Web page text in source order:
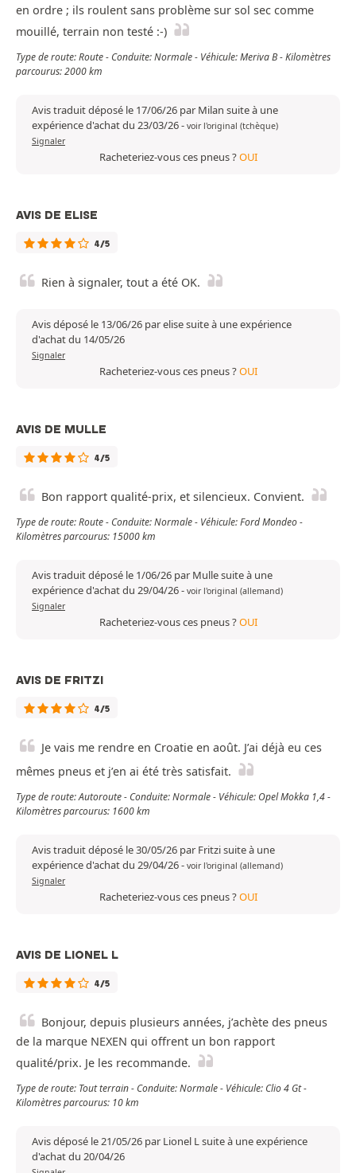
en ordre ; ils roulent sans problème sur sol sec comme
mouillé, terrain non testé :-)
Type de route: Route - Conduite: Normale - Véhicule: Meriva B - Kilomètres
parcourus: 2000 km
Avis traduit déposé le 17/06/26 par Milan suite à une
expérience d'achat du 23/03/26- voir l'original (tchèque)
Signaler
Racheteriez-vous ces pneus ?OUI
AVIS DE ELISE
4/5
Rien à signaler, tout a été OK.
Avis déposé le 13/06/26 par elise suite à une expérience
d'achat du 14/05/26
Signaler
Racheteriez-vous ces pneus ?OUI
AVIS DE MULLE
4/5
Bon rapport qualité-prix, et silencieux. Convient.
Type de route: Route - Conduite: Normale - Véhicule: Ford Mondeo -
Kilomètres parcourus: 15000 km
Avis traduit déposé le 1/06/26 par Mulle suite à une
expérience d'achat du 29/04/26- voir l'original (allemand)
Signaler
Racheteriez-vous ces pneus ?OUI
AVIS DE FRITZI
4/5
Je vais me rendre en Croatie en août. J’ai déjà eu ces
mêmes pneus et j’en ai été très satisfait.
Type de route: Autoroute - Conduite: Normale - Véhicule: Opel Mokka 1,4 -
Kilomètres parcourus: 1600 km
Avis traduit déposé le 30/05/26 par Fritzi suite à une
expérience d'achat du 29/04/26- voir l'original (allemand)
Signaler
Racheteriez-vous ces pneus ?OUI
AVIS DE LIONEL L
4/5
Bonjour, depuis plusieurs années, j’achète des pneus
de la marque NEXEN qui offrent un bon rapport
qualité/prix. Je les recommande.
Type de route: Tout terrain - Conduite: Normale - Véhicule: Clio 4 Gt -
Kilomètres parcourus: 10 km
Avis déposé le 21/05/26 par Lionel L suite à une expérience
d'achat du 20/04/26